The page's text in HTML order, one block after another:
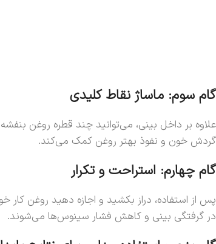
گام سوم: ماساژ نقاط کلیدی
گردش خون و نفوذ بهتر روغن کمک می‌کند.
گام چهارم: استراحت و تکرار
در گرفتگی بینی و کاهش فشار سینوس‌ها می‌شوند.